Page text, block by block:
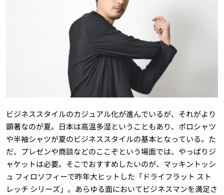
ビジネススタイルのカジュアル化が進んでいるが、それがより
顕著なのが夏。日本は高温多湿ということもあり、ポロシャツ
や半袖シャツが夏のビジネススタイルの基本となっている。た
だ、プレゼンや商談などのここぞという場面では、やっぱりジ
ャケットは必要。そこでおすすめしたいのが、マッキントッシ
ュ フィロソフィーで昨年大ヒットした「ドライフラット スト
レッチ シリーズ」。あらゆる面においてビジネスマンを満足さ